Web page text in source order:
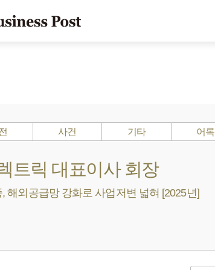
사건 기타 어록
트릭 대표이사 회장
해외공급망 강화로 사업저변 넓혀 [2025년]